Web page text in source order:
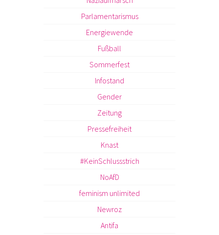
Parlamentarismus
Energiewende
Fußball
Sommerfest
Infostand
Gender
Zeitung
Pressefreiheit
Knast
#KeinSchlussstrich
NoAfD
feminism unlimited
Newroz
Antifa